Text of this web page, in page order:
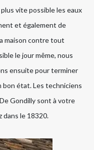
vite possible les eaux
et également de
maison contre tout
le jour même, nous
ensuite pour terminer
état. Les techniciens
Gondilly sont à votre
dans le 18320.